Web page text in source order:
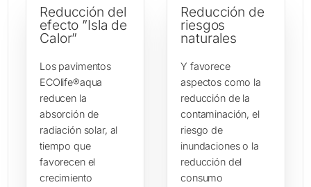
Reducción del
efecto ”Isla de
Calor”
Los pavimentos
ECOlife®aqua
reducen la
absorción de
radiación solar, al
tiempo que
favorecen el
crecimiento
Reducción de
riesgos
naturales
Y favorece
aspectos como la
reducción de la
contaminación, el
riesgo de
inundaciones o la
reducción del
consumo